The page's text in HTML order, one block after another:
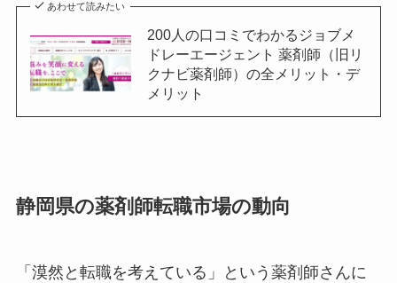
あわせて読みたい
200人の口コミでわかるジョブメ
ドレーエージェント 薬剤師（旧リ
クナビ薬剤師）の全メリット・デ
メリット
静岡県の薬剤師転職市場の動向
「漠然と転職を考えている」という薬剤師さんに